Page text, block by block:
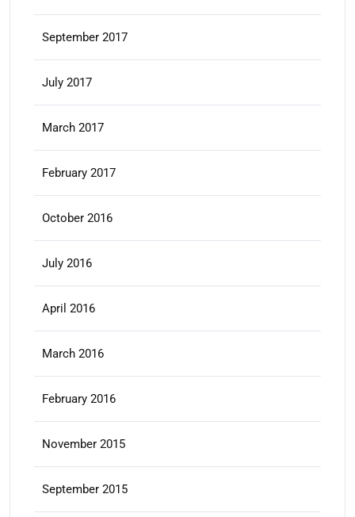
September 2017
July 2017
March 2017
February 2017
October 2016
July 2016
April 2016
March 2016
February 2016
November 2015
September 2015